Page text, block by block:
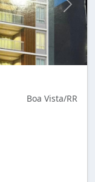
Boa Vista/RR